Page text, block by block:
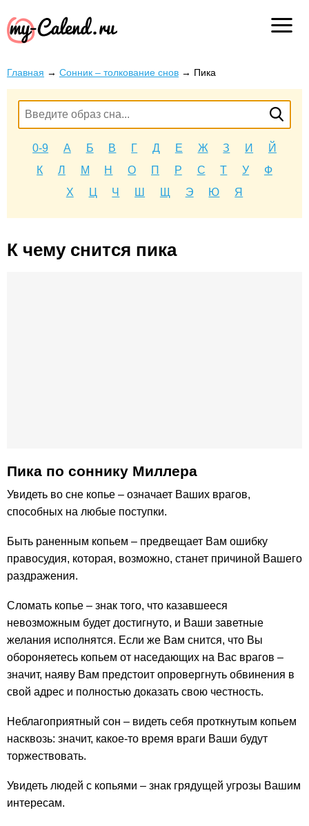
Главная → Сонник – толкование снов → Пика
0-9 А Б В Г Д Е Ж З И
Й
К
Л М Н О П Р С Т У
Ф
Х
Ц Ч Ш Щ Э Ю Я
К чему снится пика
Пика по cоннику Миллера
Увидеть во сне копье – означает Ваших врагов,
способных на любые поступки.
Быть раненным копьем – предвещает Вам ошибку
правосудия, которая, возможно, станет причиной Вашего
раздражения.
Сломать копье – знак того, что казавшееся
невозможным будет достигнуто, и Ваши заветные
желания исполнятся. Если же Вам снится, что Вы
обороняетесь копьем от наседающих на Вас врагов –
значит, наяву Вам предстоит опровергнуть обвинения в
свой адрес и полностью доказать свою честность.
Неблагоприятный сон – видеть себя проткнутым копьем
насквозь: значит, какое-то время враги Ваши будут
торжествовать.
Увидеть людей с копьями – знак грядущей угрозы Вашим
интересам.